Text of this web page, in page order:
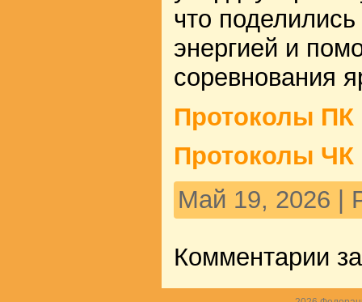
что
энергией и
соревнования
Протоколы ПК
Протоколы ЧК
Май 19, 2026 |
Комментарии